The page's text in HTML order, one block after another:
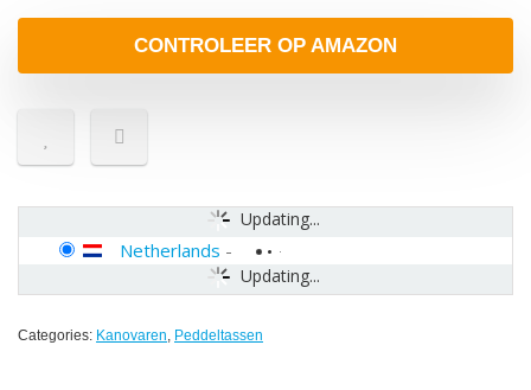
CONTROLEER OP AMAZON
Updating...
Updating...
Netherlands -
Categories: Kanovaren, Peddeltassen